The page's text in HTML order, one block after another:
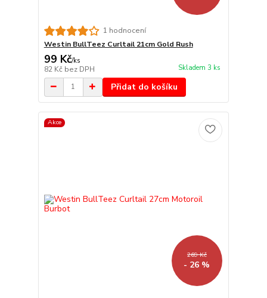
1 hodnocení
Westin BullTeez Curltail 21cm Gold Rush
99 Kč/ks
82 Kč bez DPH Skladem 3 ks
Přidat do košíku
Akce
269 Kč
- 26 %